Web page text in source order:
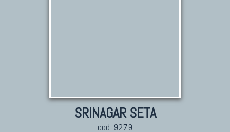
SRINAGAR SETA
cod. 9279